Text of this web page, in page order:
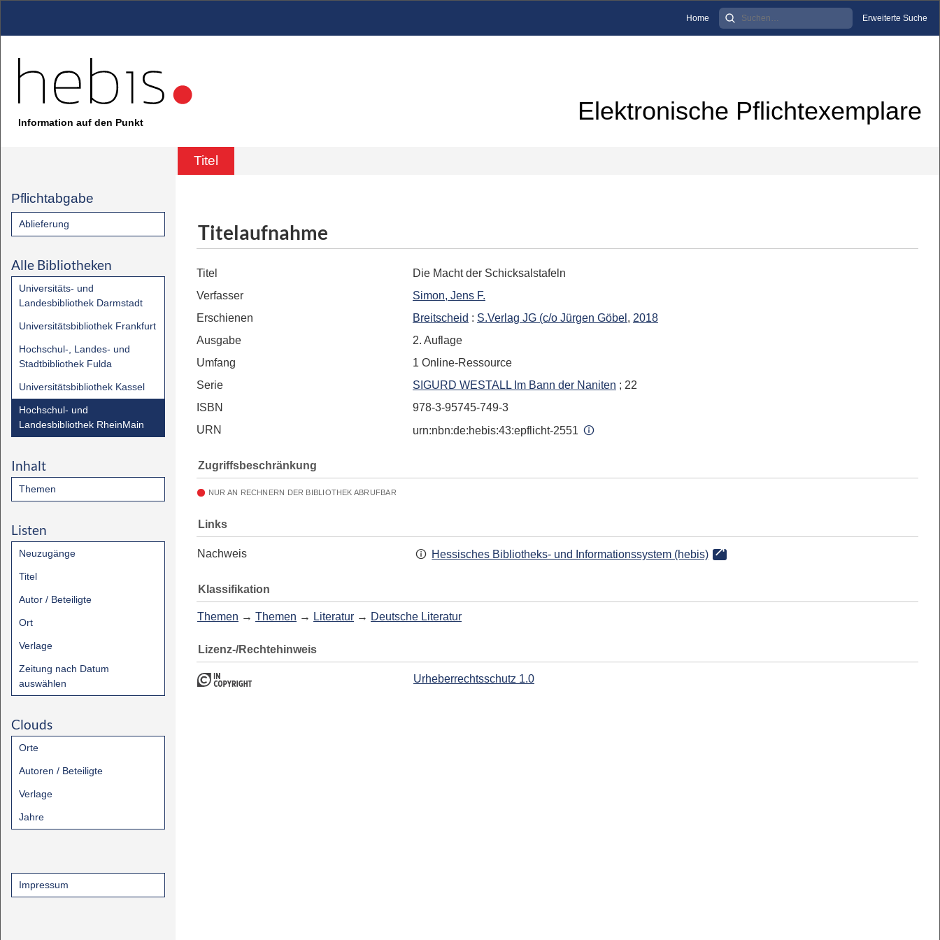
Home Erweiterte Suche
Information auf den Punkt Elektronische Pflichtexemplare
Titel
Pflichtabgabe
Ablieferung
Alle Bibliotheken
Universitäts- und
Landesbibliothek Darmstadt
Universitätsbibliothek Frankfurt
Hochschul-, Landes- und
Stadtbibliothek Fulda
Universitätsbibliothek Kassel
Hochschul- und
Landesbibliothek RheinMain
Inhalt
Themen
Listen
Neuzugänge
Titel
Autor / Beteiligte
Ort
Verlage
Zeitung nach Datum
auswählen
Clouds
Orte
Autoren / Beteiligte
Verlage
Jahre
Impressum
Titelaufnahme
Titel
Die Macht der Schicksalstafeln
Verfasser
Simon, Jens F.
Erschienen
Breitscheid : S.Verlag JG (c/o Jürgen Göbel , 2018
Ausgabe
2. Auflage
Umfang
1 Online-Ressource
Serie
SIGURD WESTALL Im Bann der Naniten ; 22
ISBN
978-3-95745-749-3
URN
urn:nbn:de:hebis:43:epflicht-2551
Zugriffsbeschränkung
NUR AN RECHNERN DER BIBLIOTHEK ABRUFBAR
Links
Nachweis Hessisches Bibliotheks- und Informationssystem (hebis)
Klassifikation
Themen → Themen → Literatur → Deutsche Literatur
Lizenz-/Rechtehinweis
Urheberrechtsschutz 1.0